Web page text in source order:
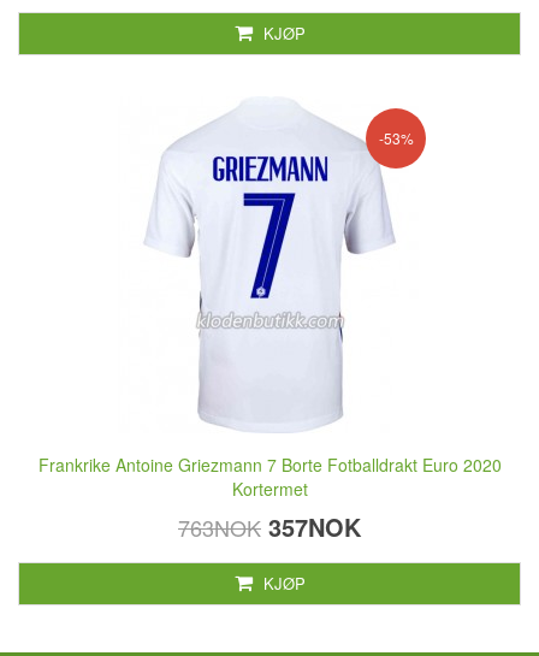
KJØP
-53%
Frankrike Antoine Griezmann 7 Borte Fotballdrakt Euro 2020
Kortermet
763NOK 357NOK
KJØP